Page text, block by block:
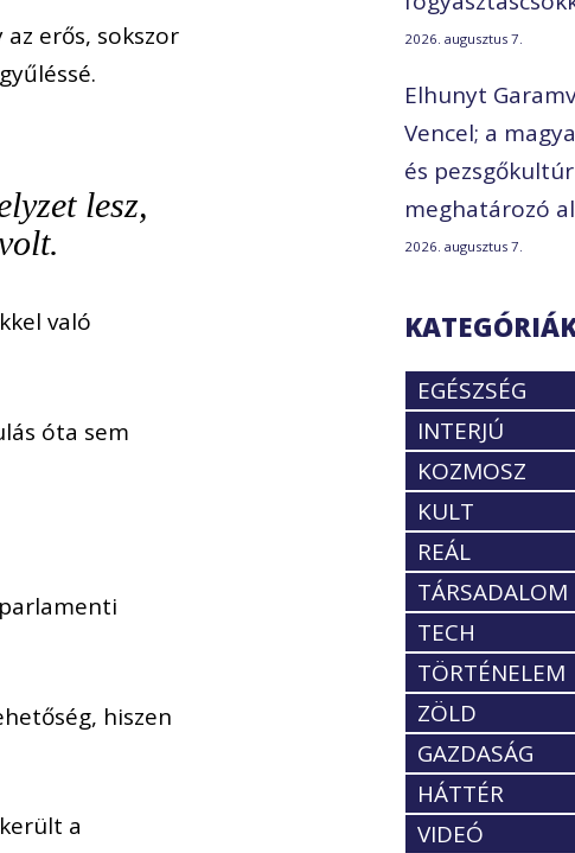
erős, sokszor
lesz,
való
óta sem
hiszen
a
2026. augusztus 7.
Elhunyt
Vencel; a
és
meghatározó
2026. augusztus 7.
EGÉSZSÉG
INTERJÚ
KOZMOSZ
KULT
REÁL
TÁRSADALOM
TECH
TÖRTÉNELEM
ZÖLD
GAZDASÁG
HÁTTÉR
VIDEÓ